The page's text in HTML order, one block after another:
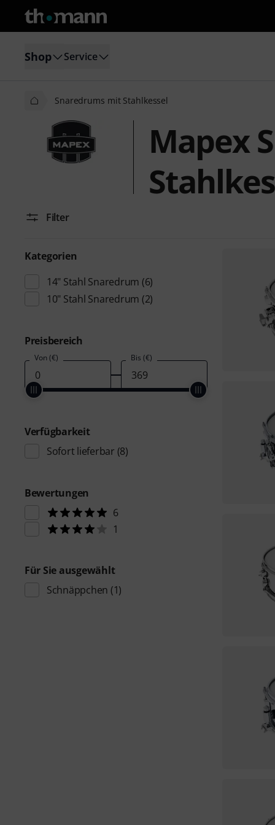
Shop Service
Snaredrums mit Stahlkessel
Mapex
Filter
Kategorien
14" Stahl Snaredrum (6)
10" Stahl Snaredrum (2)
Preisbereich
Von (€) Bis (€)
Verfügbarkeit
Sofort lieferbar (8)
Bewertungen
6
1
Für Sie ausgewählt
Schnäppchen (1)